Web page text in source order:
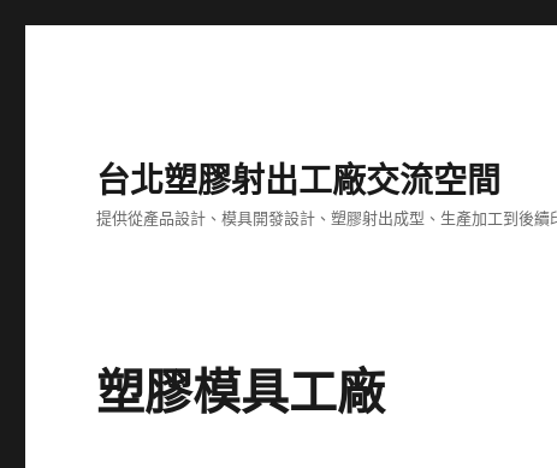
台北塑膠射出工廠交流空間
提供從產品設計、模具開發設計、塑膠射出成型、生產加工到後
塑膠模具工廠